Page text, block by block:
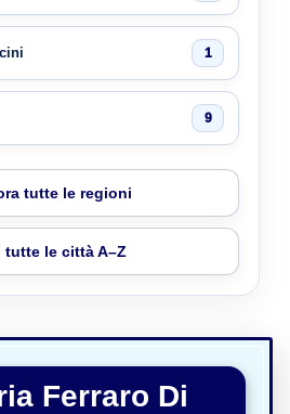
1
9
tutte le regioni
tutte le città A–Z
Ferraro Di